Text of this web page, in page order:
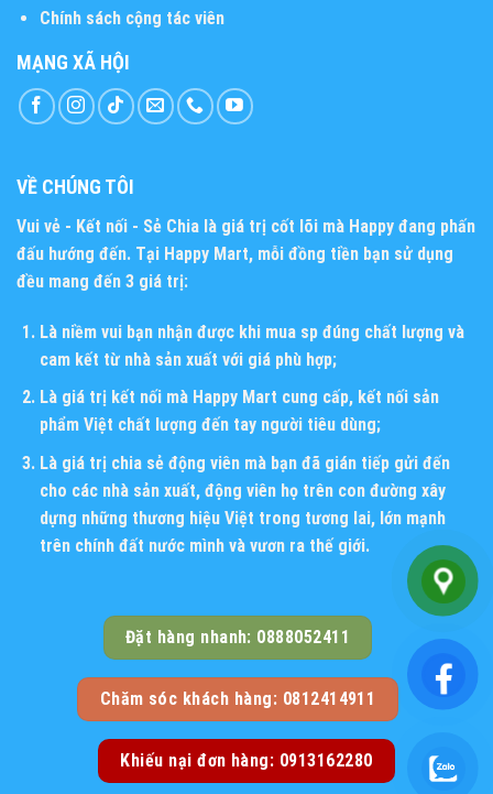
Chính sách cộng tác viên
MẠNG XÃ HỘI
VỀ CHÚNG TÔI
Vui vẻ - Kết nối - Sẻ Chia là giá trị cốt lõi mà Happy đang phấn
đấu hướng đến. Tại Happy Mart, mỗi đồng tiền bạn sử dụng
đều mang đến 3 giá trị:
Là niềm vui bạn nhận được khi mua sp đúng chất lượng và
cam kết từ nhà sản xuất với giá phù hợp;
Là giá trị kết nối mà Happy Mart cung cấp, kết nối sản
phẩm Việt chất lượng đến tay người tiêu dùng;
Là giá trị chia sẻ động viên mà bạn đã gián tiếp gửi đến
cho các nhà sản xuất, động viên họ trên con đường xây
dựng những thương hiệu Việt trong tương lai, lớn mạnh
trên chính đất nước mình và vươn ra thế giới.
Đặt hàng nhanh: 0888052411
Chăm sóc khách hàng: 0812414911
Khiếu nại đơn hàng: 0913162280